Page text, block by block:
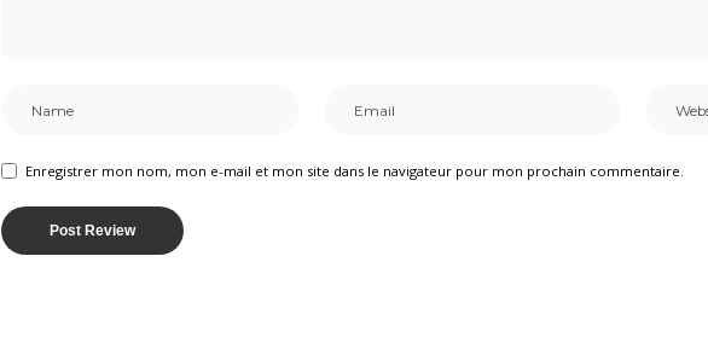
Enregistrer mon nom, mon e-mail et mon site dans le navigateur pour mon prochain commentaire.